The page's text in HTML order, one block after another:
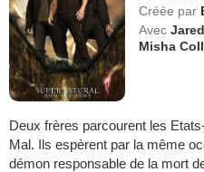
Créée par
Avec
Misha
Deux frères parcourent les
Mal. Ils espèrent par la même
démon responsable de la mort